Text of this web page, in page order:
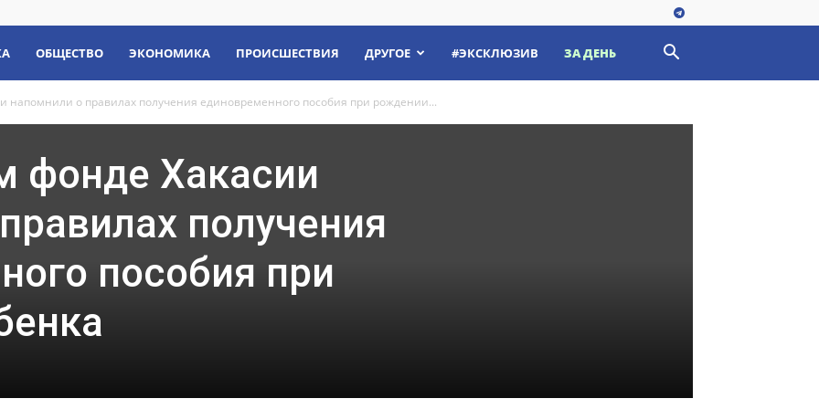
ОБЩЕСТВО ЭКОНОМИКА ПРОИСШЕСТВИЯ ДРУГОЕ #ЭКСКЛЮЗИВ ЗА ДЕНЬ
напомнили о правилах получения единовременного пособия при рождении...
фонде Хакасии
получения
пособия при